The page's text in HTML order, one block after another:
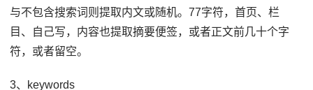
与不包含搜索词则提取内文或随机。77字符，首页、栏
目、自己写，内容也提取摘要便签，或者正文前几十个字
符，或者留空。
3、keywords